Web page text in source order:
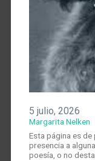
5 julio, 2026
Margarita Nelken
Esta página es
presencia a
poesía, o no